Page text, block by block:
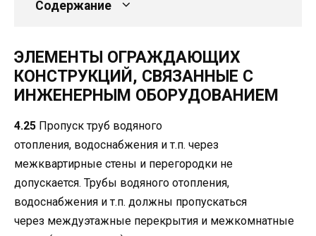
Содержание
ЭЛЕМЕНТЫ ОГРАЖДАЮЩИХ
КОНСТРУКЦИЙ, СВЯЗАННЫЕ С
ИНЖЕНЕРНЫМ ОБОРУДОВАНИЕМ
4.25 Пропуск труб водяного
отопления, водоснабжения и т.п. через
межквартирные стены и перегородки не
допускается. Трубы водяного отопления,
водоснабжения и т.п. должны пропускаться
через междуэтажные перекрытия и межкомнатные